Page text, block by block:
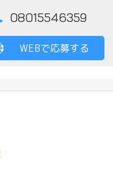
08015546359
WEBで応募する